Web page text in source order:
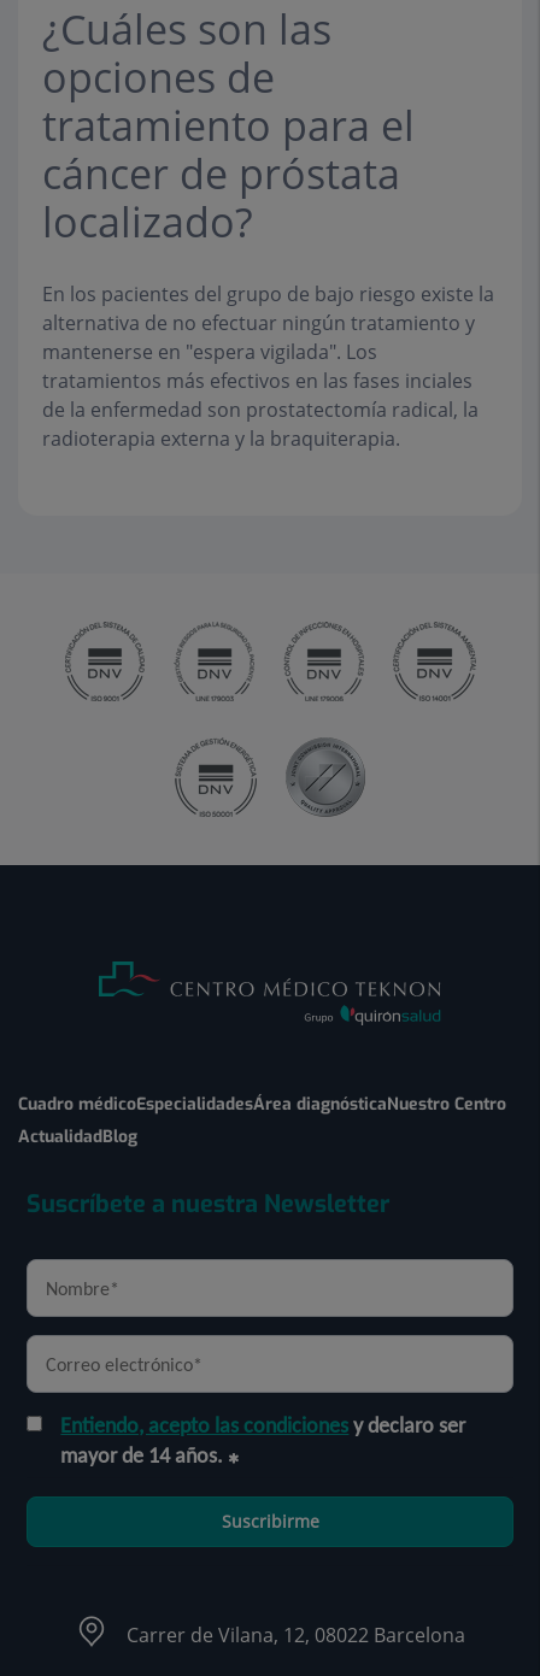
¿Cuáles son las
opciones de
tratamiento para el
cáncer de próstata
localizado?
En los pacientes del grupo de bajo riesgo existe la
alternativa de no efectuar ningún tratamiento y
mantenerse en "espera vigilada". Los
tratamientos más efectivos en las fases inciales
de la enfermedad son prostatectomía radical, la
radioterapia externa y la braquiterapia.
Cuadro médicoEspecialidadesÁrea diagnósticaNuestro Centro
ActualidadBlog
Suscríbete a nuestra Newsletter
Entiendo, acepto las condicionesy declaro ser
mayor de 14 años.
Suscribirme
Carrer de Vilana, 12, 08022 Barcelona